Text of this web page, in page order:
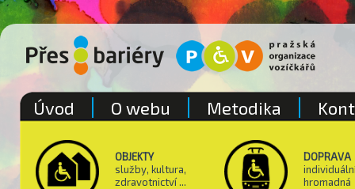
OBJEKTY
služby, kultura,
zdravotnictví ...
DOPRAVA
hromadná
Úvod O webu Metodika